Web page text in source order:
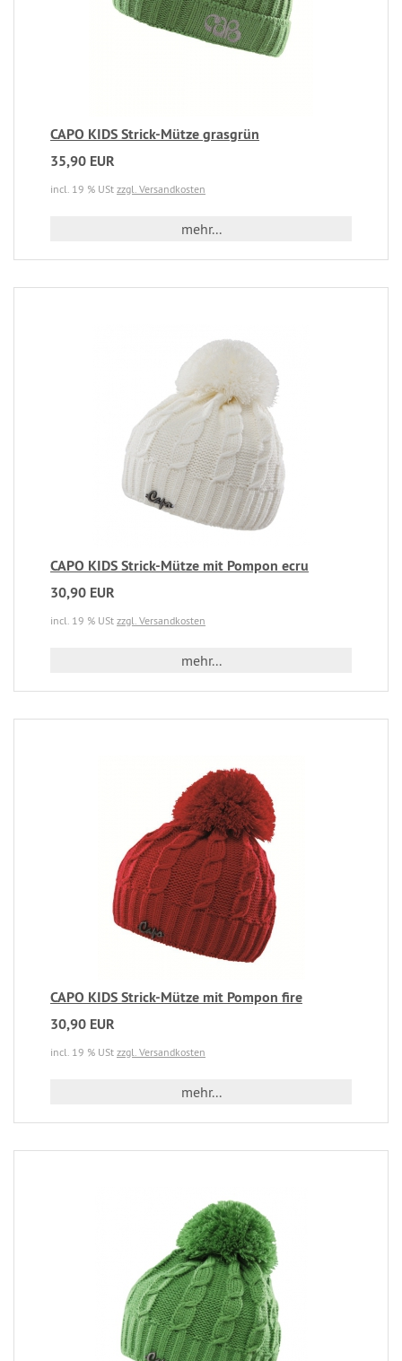
CAPO KIDS Strick-Mütze grasgrün
35,90 EUR
incl. 19 % USt zzgl. Versandkosten
mehr...
CAPO KIDS Strick-Mütze mit Pompon ecru
30,90 EUR
incl. 19 % USt zzgl. Versandkosten
mehr...
CAPO KIDS Strick-Mütze mit Pompon fire
30,90 EUR
incl. 19 % USt zzgl. Versandkosten
mehr...